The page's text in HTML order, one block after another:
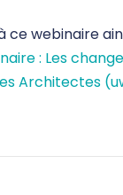
webinaire
: Les
Architectes